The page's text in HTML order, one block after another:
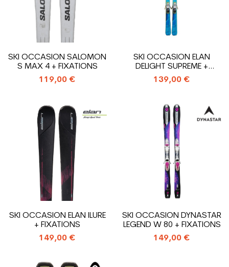
SKI OCCASION SALOMON
S MAX 4 + FIXATIONS
119,00 €
SKI OCCASION ELAN
DELIGHT SUPREME +
FIXATIONS
139,00 €
SKI OCCASION ELAN ILURE
+ FIXATIONS
149,00 €
SKI OCCASION DYNASTAR
LEGEND W 80 + FIXATIONS
149,00 €